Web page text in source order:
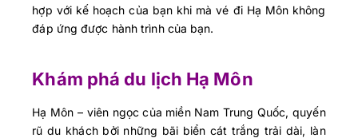
hợp với kế hoạch của bạn khi mà vé đi Hạ Môn không
đáp ứng được hành trình của bạn.
Khám phá du lịch Hạ Môn
Hạ Môn – viên ngọc của miền Nam Trung Quốc, quyến
rũ du khách bởi những bãi biển cát trắng trải dài, làn